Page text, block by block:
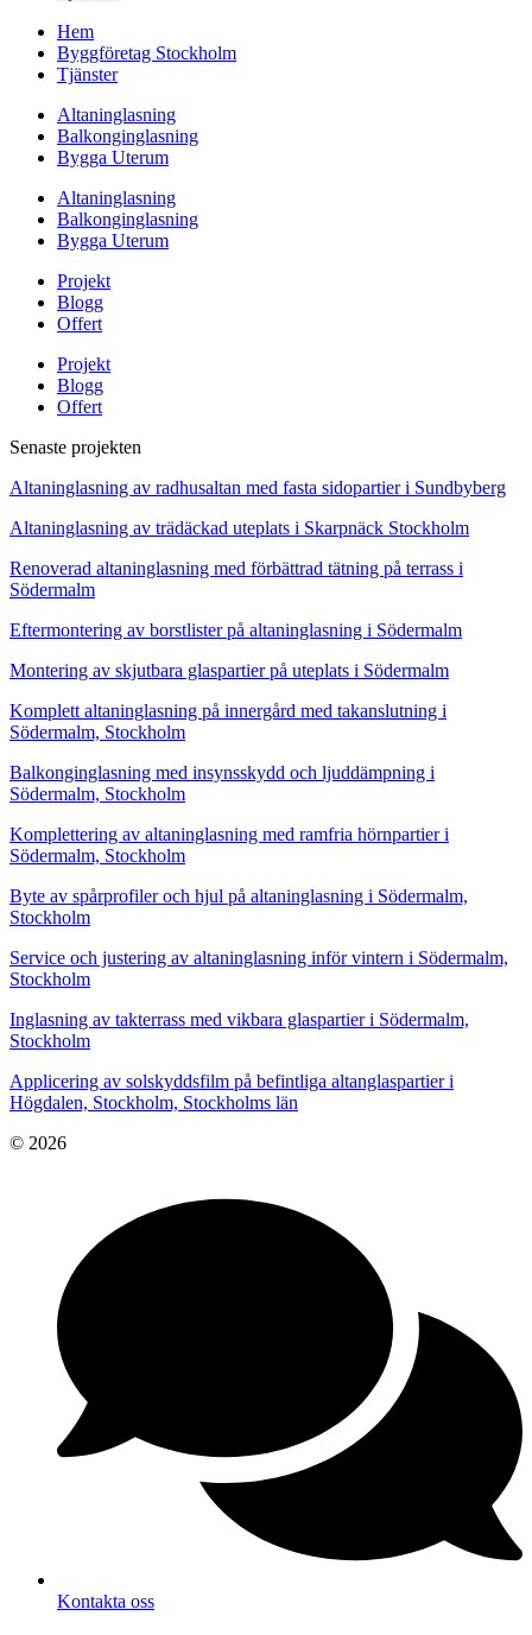
Hem
Byggföretag Stockholm
Tjänster
Altaninglasning
Balkonginglasning
Bygga Uterum
Altaninglasning
Balkonginglasning
Bygga Uterum
Projekt
Blogg
Offert
Projekt
Blogg
Offert
Senaste projekten
Altaninglasning av radhusaltan med fasta sidopartier i Sundbyberg
Altaninglasning av trädäckad uteplats i Skarpnäck Stockholm
Renoverad altaninglasning med förbättrad tätning på terrass i
Södermalm
Eftermontering av borstlister på altaninglasning i Södermalm
Montering av skjutbara glaspartier på uteplats i Södermalm
Komplett altaninglasning på innergård med takanslutning i
Södermalm, Stockholm
Balkonginglasning med insynsskydd och ljuddämpning i
Södermalm, Stockholm
Komplettering av altaninglasning med ramfria hörnpartier i
Södermalm, Stockholm
Byte av spårprofiler och hjul på altaninglasning i Södermalm,
Stockholm
Service och justering av altaninglasning inför vintern i Södermalm,
Stockholm
Inglasning av takterrass med vikbara glaspartier i Södermalm,
Stockholm
Applicering av solskyddsfilm på befintliga altanglaspartier i
Högdalen, Stockholm, Stockholms län
© 2026
Kontakta oss